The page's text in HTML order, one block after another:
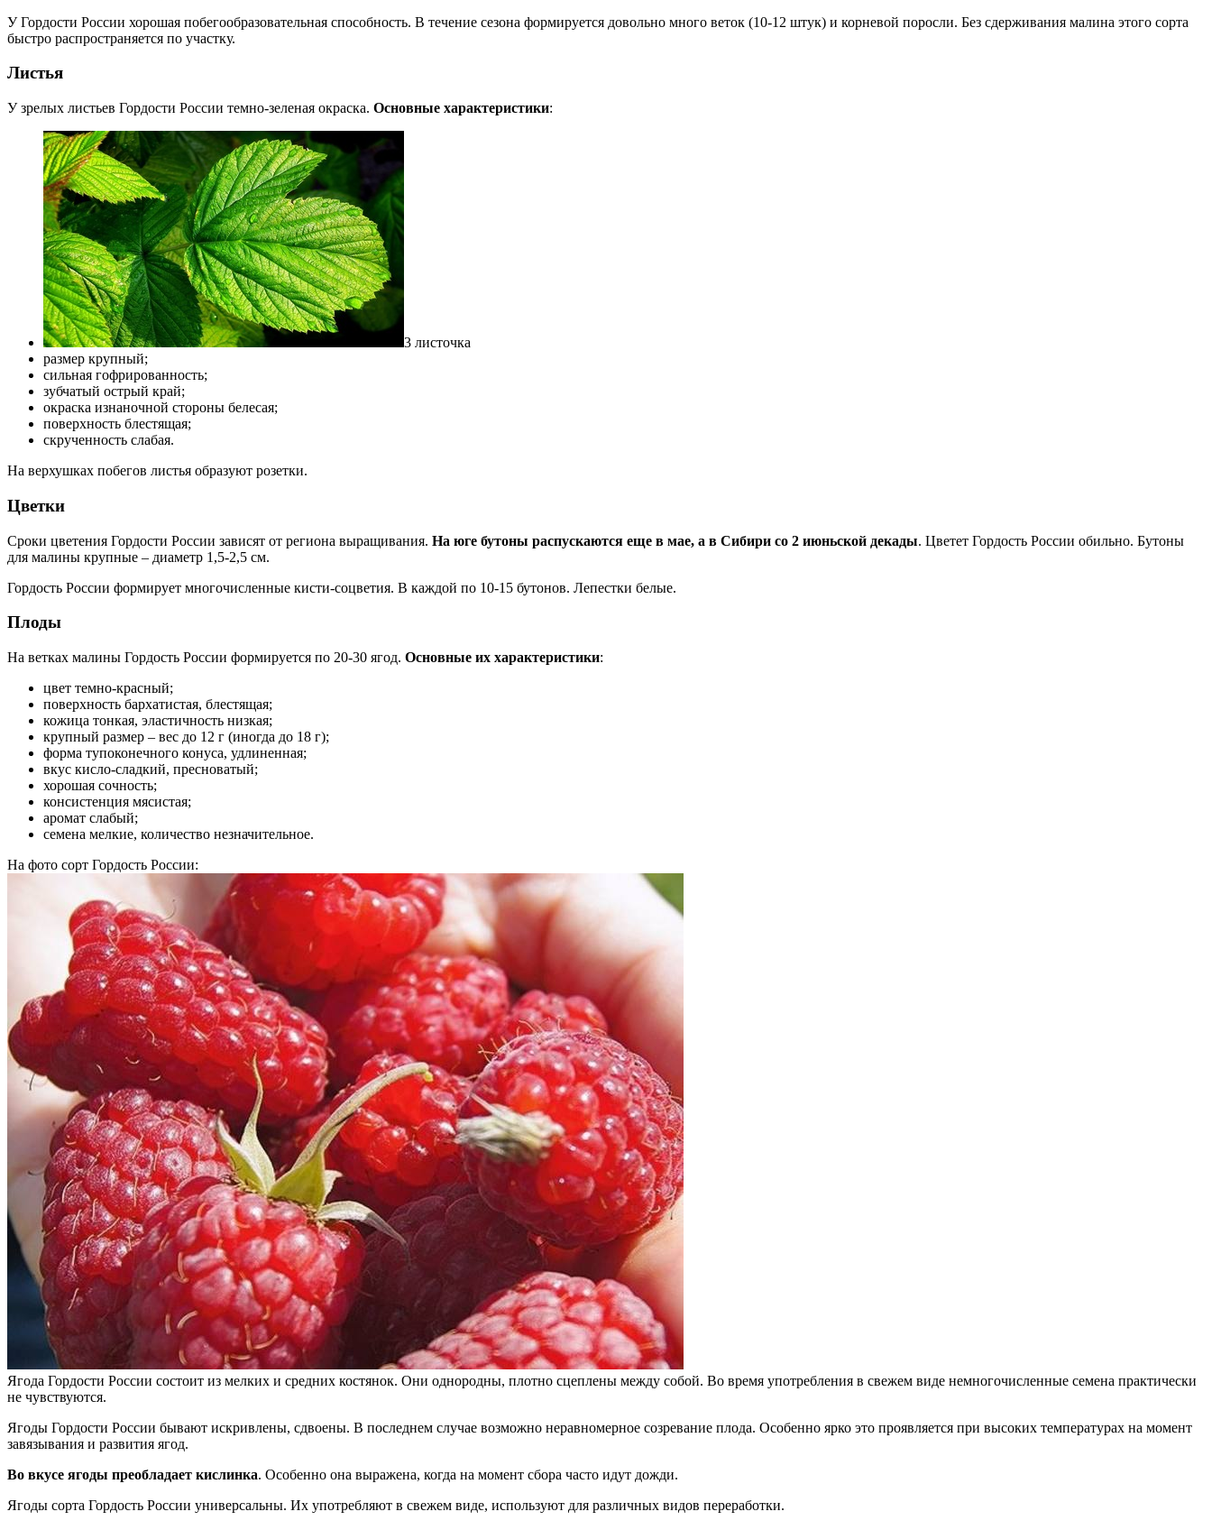
У Гордости России хорошая побегообразовательная способность. В течение сезона формируется довольно много веток (10-12 штук) и корневой поросли. Без сдерживания малина этого сорта
быстро распространяется по участку.
Листья
У зрелых листьев Гордости России темно-зеленая окраска. Основные характеристики:
3 листочка
размер крупный;
сильная гофрированность;
зубчатый острый край;
окраска изнаночной стороны белесая;
поверхность блестящая;
скрученность слабая.
На верхушках побегов листья образуют розетки.
Цветки
Сроки цветения Гордости России зависят от региона выращивания. На юге бутоны распускаются еще в мае, а в Сибири со 2 июньской декады. Цветет Гордость России обильно. Бутоны
для малины крупные – диаметр 1,5-2,5 см.
Гордость России формирует многочисленные кисти-соцветия. В каждой по 10-15 бутонов. Лепестки белые.
Плоды
На ветках малины Гордость России формируется по 20-30 ягод. Основные их характеристики:
цвет темно-красный;
поверхность бархатистая, блестящая;
кожица тонкая, эластичность низкая;
крупный размер – вес до 12 г (иногда до 18 г);
форма тупоконечного конуса, удлиненная;
вкус кисло-сладкий, пресноватый;
хорошая сочность;
консистенция мясистая;
аромат слабый;
семена мелкие, количество незначительное.
На фото сорт Гордость России:
Ягода Гордости России состоит из мелких и средних костянок. Они однородны, плотно сцеплены между собой. Во время употребления в свежем виде немногочисленные семена практически
не чувствуются.
Ягоды Гордости России бывают искривлены, сдвоены. В последнем случае возможно неравномерное созревание плода. Особенно ярко это проявляется при высоких температурах на момент
завязывания и развития ягод.
Во вкусе ягоды преобладает кислинка. Особенно она выражена, когда на момент сбора часто идут дожди.
Ягоды сорта Гордость России универсальны. Их употребляют в свежем виде, используют для различных видов переработки.